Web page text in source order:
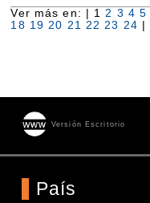
Ver más en: | 1 2 3 4 5
18 19 20 21 22 23 24 |
Versión Escritorio
País